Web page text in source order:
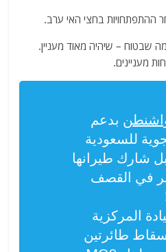
ההתפתחויות בחצי האי ערב.
שבטוח – שיהיה מאוד מעניין.
מעניינים.
بدعم
للسعودية
شارك طيرانها
في القصف
المركزية
طائرتين